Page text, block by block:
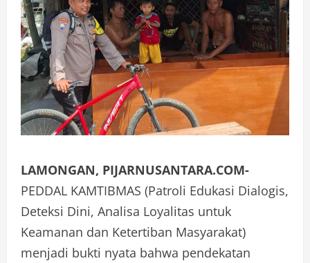
LAMONGAN, PIJARNUSANTARA.COM-
PEDDAL KAMTIBMAS (Patroli Edukasi Dialogis,
Deteksi Dini, Analisa Loyalitas untuk
Keamanan dan Ketertiban Masyarakat)
menjadi bukti nyata bahwa pendekatan